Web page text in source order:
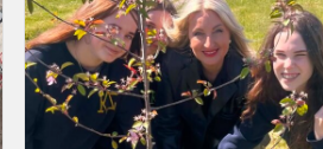
akcija
„Linksmosios
pėdutės“